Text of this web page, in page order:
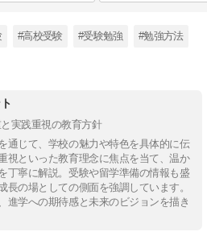
#高校受験 #受験勉強 #勉強方法
実践重視の教育方針
通じて、学校の魅力や特色を具体的に伝
視といった教育理念に焦点を当て、温か
丁寧に解説。受験や留学準備の情報も盛
長の場としての側面を強調しています。
進学への期待感と未来のビジョンを描き